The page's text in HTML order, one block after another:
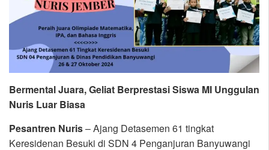
Bermental Juara, Geliat Berprestasi Siswa MI Unggulan
Nuris Luar Biasa
Pesantren Nuris– Ajang Detasemen 61 tingkat
Keresidenan Besuki di SDN 4 Penganjuran Banyuwangi